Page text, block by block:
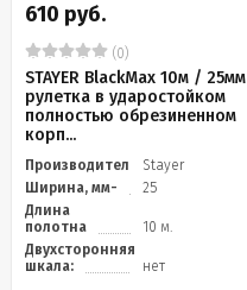
610 руб.
(0)
STAYER BlackMax 10м / 25мм
рулетка в ударостойком
полностью обрезиненном
корп...
Производитель
Stayer
Ширина, мм-
25
Длина
полотна
10 м.
Двухсторонняя
шкала:
нет